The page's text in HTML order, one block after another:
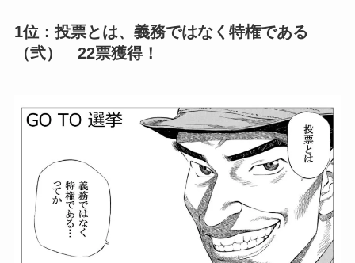
1位：投票とは、義務ではなく特権である
（弐） 22票獲得！